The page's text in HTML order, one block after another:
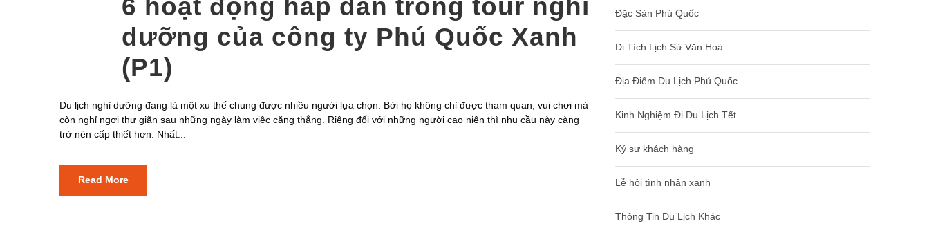
6 hoạt động hấp dẫn trong tour nghỉ
dưỡng của công ty Phú Quốc Xanh
(P1)
Du lịch nghỉ dưỡng đang là một xu thế chung được nhiều người lựa chọn. Bởi họ không chỉ được tham quan, vui chơi mà
còn nghỉ ngơi thư giãn sau những ngày làm việc căng thẳng. Riêng đối với những người cao niên thì nhu cầu này càng
trở nên cấp thiết hơn. Nhất...
Read More
Đặc Sản Phú Quốc
Di Tích Lịch Sử Văn Hoá
Địa Điểm Du Lịch Phú Quốc
Kinh Nghiệm Đi Du Lịch Tết
Ký sự khách hàng
Lễ hội tình nhân xanh
Thông Tin Du Lịch Khác